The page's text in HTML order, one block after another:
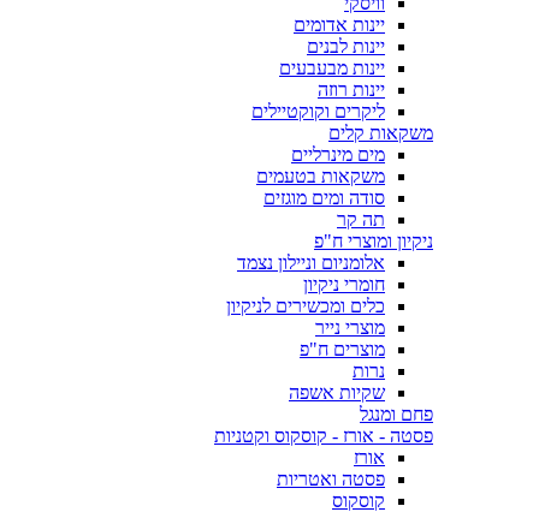
יינות אדומים
יינות לבנים
יינות מבעבעים
יינות רוזה
ליקרים וקוקטיילים
משקאות קלים
מים מינרליים
משקאות בטעמים
סודה ומים מוגזים
תה קר
ניקיון ומוצרי ח"פ
אלומניום וניילון נצמד
חומרי ניקיון
כלים ומכשירים לניקיון
מוצרי נייר
מוצרים ח"פ
נרות
שקיות אשפה
פחם ומנגל
פסטה - אורז - קוסקוס וקטניות
אורז
פסטה ואטריות
קוסקוס